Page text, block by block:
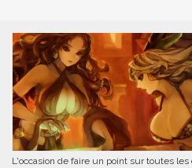
L'occasion de faire un point sur toutes les